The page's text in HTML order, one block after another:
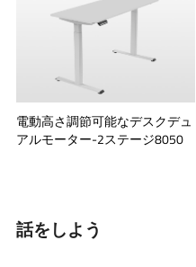
電動高さ調節可能なデスクデュ
アルモーター-2ステージ8050
話をしよう